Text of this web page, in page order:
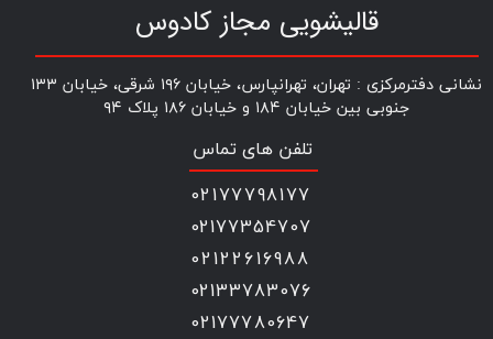
قالیشویی مجاز کادوس
نشانی دفترمرکزی : تهران، تهرانپارس، خیابان ۱۹۶ شرقی، خیابان ۱۳۳
جنوبی بین خیابان ۱۸۴ و خیابان ۱۸۶ پلاک ۹۴​​​​​​​​​​​​​​​​​​​​​
​تلفن های تماس
02177798177
02177354707
02122616988
02133783076
02177780647